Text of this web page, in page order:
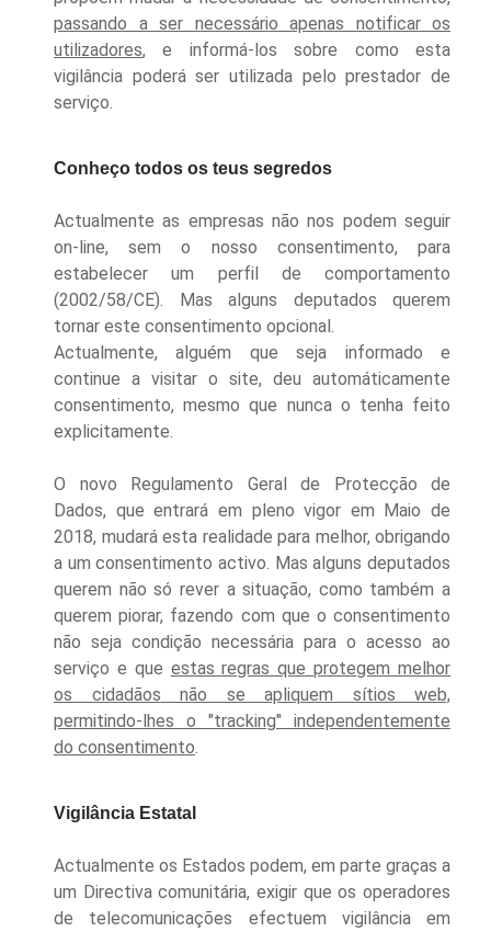
passando a ser necessário apenas notificar os
utilizadores, e informá-los sobre como esta
vigilância poderá ser utilizada pelo prestador de
serviço.
Conheço todos os teus segredos
Actualmente as empresas não nos podem seguir
on-line, sem o nosso consentimento, para
estabelecer um perfil de comportamento
(2002/58/CE)
Mas alguns deputados querem
tornar este consentimento opcional.
Actualmente, alguém que seja informado e
continue a visitar o site, deu automáticamente
consentimento, mesmo que nunca o tenha feito
explicitamente.
O novo Regulamento Geral de Protecção de
Dados, que entrará em pleno vigor em Maio de
2018, mudará esta realidade para melhor, obrigando
a um consentimento activo. Mas alguns deputados
querem não só rever a situação, como também a
querem piorar, fazendo com que o consentimento
não seja condição necessária para o acesso ao
serviço e que estas regras que protegem melhor
os cidadãos não se apliquem sítios web,
permitindo-lhes o "tracking" independentemente
do consentimento
Vigilância Estatal
Actualmente os Estados podem, em parte graças a
um Directiva comunitária, exigir que os operadores
de telecomunicações efectuem vigilância em